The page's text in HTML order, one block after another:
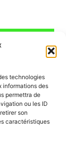
technologies
informations des
permettra de
ou les ID
son
caractéristiques